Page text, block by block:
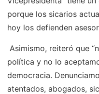
porque los sicarios
hoy los defienden
Asimismo, reiteró que
política y no lo
democracia.
atentados, abogados,